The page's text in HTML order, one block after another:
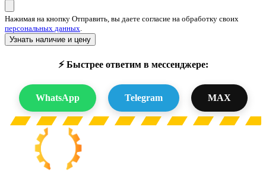
Нажимая на кнопку Отправить, вы даете согласие на обработку своих
персональных данных.
Узнать наличие и цену
⚡ Быстрее ответим в мессенджере:
WhatsApp Telegram MAX